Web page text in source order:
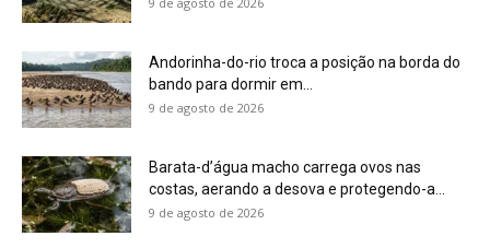
Andorinha-do-rio troca a posição na borda do
bando para dormir em...
9 de agosto de 2026
Barata-d’água macho carrega ovos nas
costas, aerando a desova e protegendo-a...
9 de agosto de 2026